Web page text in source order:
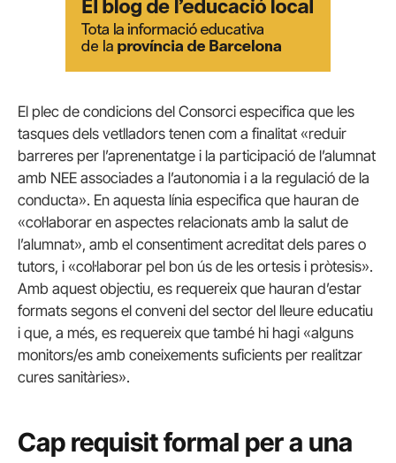
El plec de condicions del Consorci especifica que les
tasques dels vetlladors tenen com a finalitat «reduir
barreres per l’aprenentatge i la participació de l’alumnat
amb NEE associades a l’autonomia i a la regulació de la
conducta». En aquesta línia especifica que hauran de
«col·laborar en aspectes relacionats amb la salut de
l’alumnat», amb el consentiment acreditat dels pares o
tutors, i «col·laborar pel bon ús de les ortesis i pròtesis».
Amb aquest objectiu, es requereix que hauran d’estar
formats segons el conveni del sector del lleure educatiu
i que, a més, es requereix que també hi hagi «alguns
monitors/es amb coneixements suficients per realitzar
cures sanitàries».
Cap requisit formal per a una